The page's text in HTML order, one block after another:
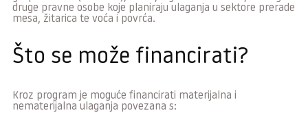
druge pravne osobe koje planiraju ulaganja u sektore prerade
mesa, žitarica te voća i povrća.
Što se može financirati?
Kroz program je moguće financirati materijalna i
nematerijalna ulaganja povezana s: